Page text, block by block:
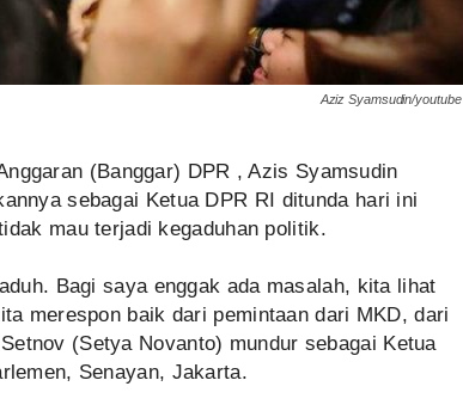
Aziz Syamsudin/youtube
(Banggar) DPR , Azis Syamsudin
sebagai Ketua DPR RI ditunda hari ini
mau terjadi kegaduhan politik.
Bagi saya enggak ada masalah, kita lihat
merespon baik dari pemintaan dari MKD, dari
(Setya Novanto) mundur sebagai Ketua
Senayan, Jakarta.